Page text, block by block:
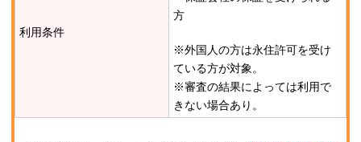
利用条件
方
※外国人の方は永住許可を受け
ている方が対象。
※審査の結果によっては利用で
きない場合あり。